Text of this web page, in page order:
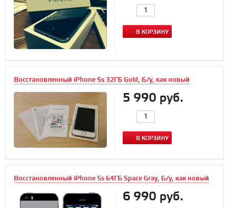
В КОРЗИНУ
Восстановленный iPhone 5s 32ГБ Gold, Б/у, как новый
5 990 руб.
В КОРЗИНУ
Восстановленный iPhone 5s 64ГБ Space Gray, Б/у, как новый
6 990 руб.